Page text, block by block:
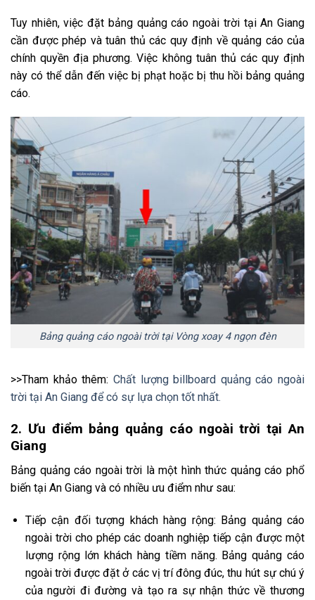
Tuy nhiên, việc đặt bảng quảng cáo ngoài trời tại An Giang
cần được phép và tuân thủ các quy định về quảng cáo của
chính quyền địa phương. Việc không tuân thủ các quy định
này có thể dẫn đến việc bị phạt hoặc bị thu hồi bảng quảng
cáo.
Bảng quảng cáo ngoài trời tại Vòng xoay 4 ngọn đèn
>>Tham khảo thêm: Chất lượng billboard quảng cáo ngoài
trời tại An Giang để có sự lựa chọn tốt nhất.
2. Ưu điểm bảng quảng cáo ngoài trời tại An
Giang
Bảng quảng cáo ngoài trời là một hình thức quảng cáo phổ
biến tại An Giang và có nhiều ưu điểm như sau:
Tiếp cận đối tượng khách hàng rộng: Bảng quảng cáo
ngoài trời cho phép các doanh nghiệp tiếp cận được một
lượng rộng lớn khách hàng tiềm năng. Bảng quảng cáo
ngoài trời được đặt ở các vị trí đông đúc, thu hút sự chú ý
của người đi đường và tạo ra sự nhận thức về thương